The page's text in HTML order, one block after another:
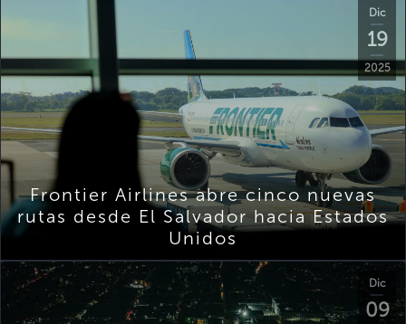
Dic
19
2025
Frontier Airlines abre cinco nuevas
rutas desde El Salvador hacia Estados
Unidos
Dic
09